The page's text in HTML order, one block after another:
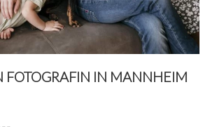
FOTOGRAFIN IN MANNHEIM